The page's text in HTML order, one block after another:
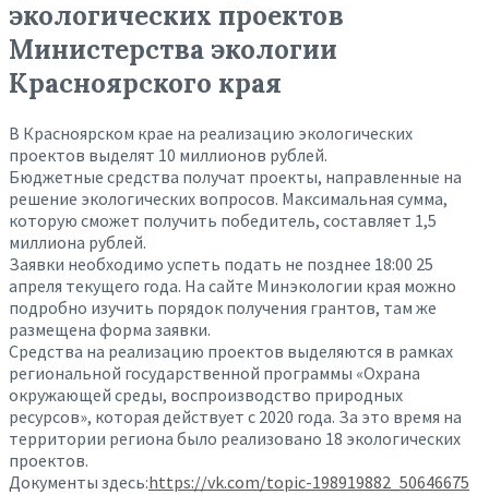
экологических проектов
Министерства экологии
Красноярского края
В Красноярском крае на реализацию экологических
проектов выделят 10 миллионов рублей.
Бюджетные средства получат проекты, направленные на
решение экологических вопросов. Максимальная сумма,
которую сможет получить победитель, составляет 1,5
миллиона рублей.
Заявки необходимо успеть подать не позднее 18:00 25
апреля текущего года. На сайте Минэкологии края можно
подробно изучить порядок получения грантов, там же
размещена форма заявки.
Средства на реализацию проектов выделяются в рамках
региональной государственной программы «Охрана
окружающей среды, воспроизводство природных
ресурсов», которая действует с 2020 года. За это время на
территории региона было реализовано 18 экологических
проектов.
Документы здесь:https://vk.com/topic-198919882_50646675